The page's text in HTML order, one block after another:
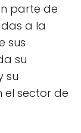
parte de
a la
sus
su
su
el sector de